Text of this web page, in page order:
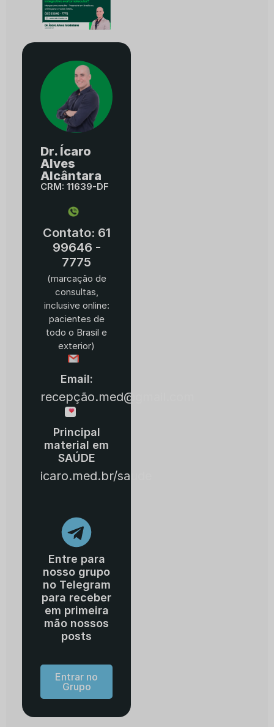
Dr. Ícaro
Alves
Alcântara
CRM: 11639-DF
Contato: 61
99646 -
7775
(marcação de
consultas,
inclusive online:
pacientes de
todo o Brasil e
exterior)
Email:
recepção.med@gmail.com
Principal
material em
SAÚDE
icaro.med.br/saude
Entre para
nosso grupo
no Telegram
para receber
em primeira
mão nossos
posts
Entrar no
Grupo